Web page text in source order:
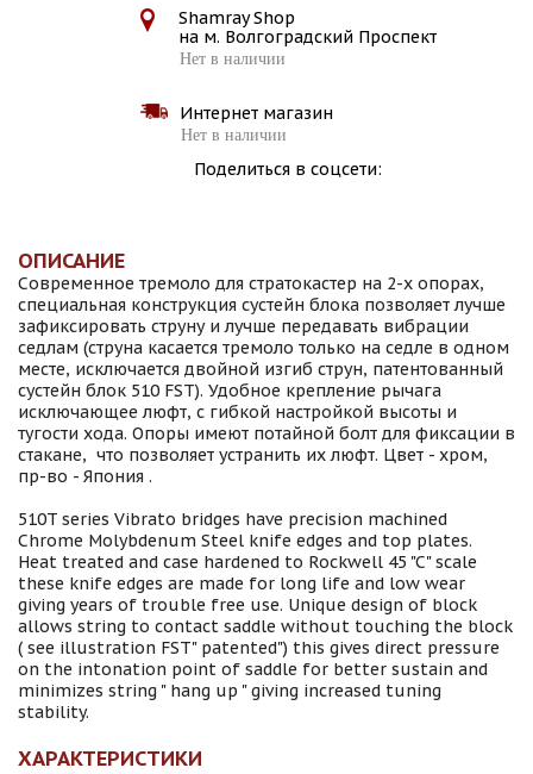
Shamray Shop
на м. Волгоградский Проспект
Нет в наличии
Интернет магазин
Нет в наличии
Поделиться в соцсети:
ОПИСАНИЕ
Современное тремоло для стратокастер на 2-х опорах,
специальная конструкция сустейн блока позволяет лучше
зафиксировать струну и лучше передавать вибрации
седлам (струна касается тремоло только на седле в одном
месте, исключается двойной изгиб струн, патентованный
сустейн блок 510 FST). Удобное крепление рычага
исключающее люфт, с гибкой настройкой высоты и
тугости хода. Опоры имеют потайной болт для фиксации в
стакане, что позволяет устранить их люфт. Цвет - хром,
пр-во - Япония .
510T series Vibrato bridges have precision machined
Chrome Molybdenum Steel knife edges and top plates.
Heat treated and case hardened to Rockwell 45 "C" scale
these knife edges are made for long life and low wear
giving years of trouble free use. Unique design of block
allows string to contact saddle without touching the block
( see illustration FST" patented") this gives direct pressure
on the intonation point of saddle for better sustain and
minimizes string " hang up " giving increased tuning
stability.
ХАРАКТЕРИСТИКИ